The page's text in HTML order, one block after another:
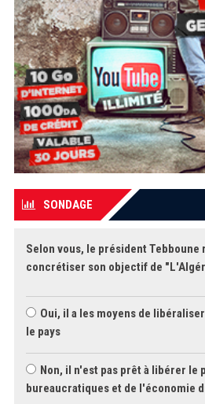
SONDAGE
Selon vous, le président
concrétiser son objectif de
Oui, il a les moyens de
le pays
Non, il n'est pas prêt à libérer le
bureaucratiques et de l'économie